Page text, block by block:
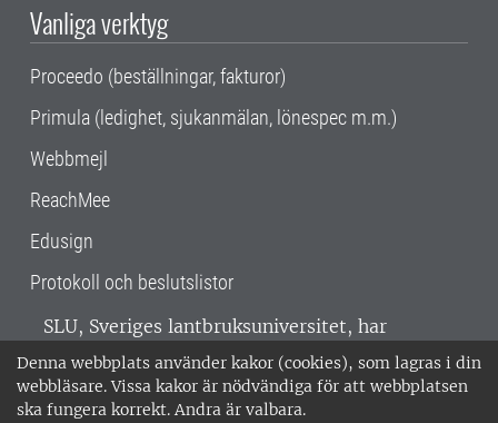
Denna webbplats använder kakor (cookies), som lagras i din
webbläsare. Vissa kakor är nödvändiga för att webbplatsen
ska fungera korrekt. Andra är valbara.
Vanliga verktyg
Proceedo (beställningar, fakturor)
Primula (ledighet, sjukanmälan, lönespec m.m.)
Webbmejl
ReachMee
Edusign
Protokoll och beslutslistor
SLU, Sveriges lantbruksuniversitet, har
verksamhet över hela Sverige. Huvudorter är
Alnarp, Uppsala och Umeå.SLU är
miljöcertifierat enligt ISO 14001. •